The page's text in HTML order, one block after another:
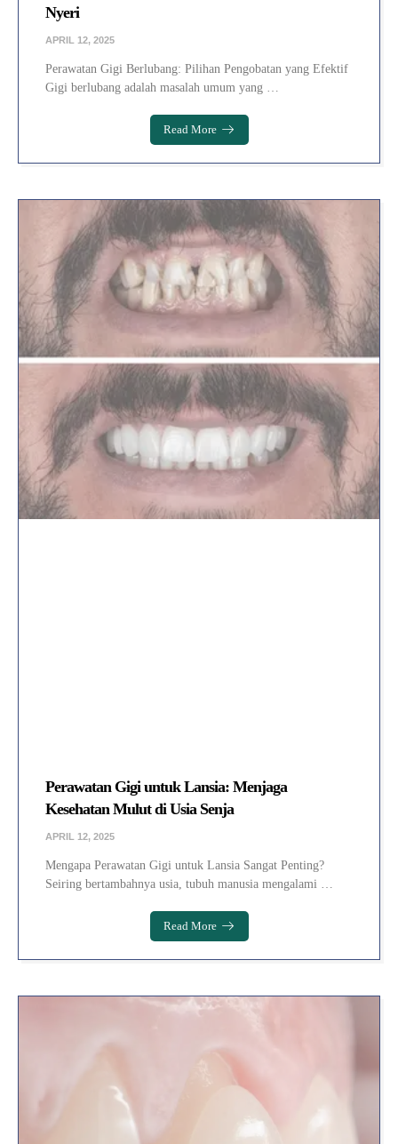
Nyeri
APRIL 12, 2025
Perawatan Gigi Berlubang: Pilihan Pengobatan yang Efektif
Gigi berlubang adalah masalah umum yang …
Read More
Perawatan Gigi untuk Lansia: Menjaga
Kesehatan Mulut di Usia Senja
APRIL 12, 2025
Mengapa Perawatan Gigi untuk Lansia Sangat Penting?
Seiring bertambahnya usia, tubuh manusia mengalami …
Read More